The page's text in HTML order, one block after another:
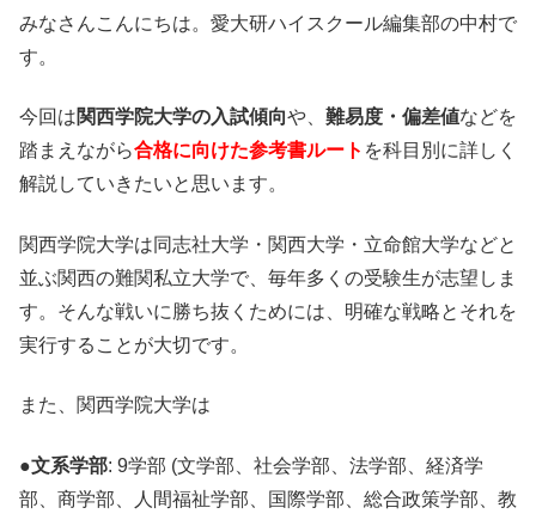
みなさんこんにちは。愛大研ハイスクール編集部の中村で
す。
今回は関西学院大学の入試傾向や、 難易度・偏差値などを
踏まえながら合格に向けた参考書ルート を科目別に詳しく
解説していきたいと思います。
関西学院大学は同志社大学・関西大学・立命館大学などと
並ぶ関西の難関私立大学で、毎年多くの受験生が志望しま
す。そんな戦いに勝ち抜くためには、明確な戦略とそれを
実行することが大切です。
また、関西学院大学は
●文系学部: 9学部 (文学部、社会学部、法学部、経済学
部、商学部、人間福祉学部、国際学部、総合政策学部、教